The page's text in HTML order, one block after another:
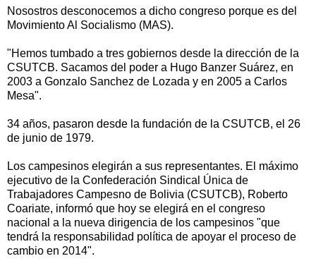
Nosostros desconocemos a dicho congreso porque es del
Movimiento Al Socialismo (MAS).
"Hemos tumbado a tres gobiernos desde la dirección de la
CSUTCB. Sacamos del poder a Hugo Banzer Suárez, en
2003 a Gonzalo Sanchez de Lozada y en 2005 a Carlos
Mesa".
34 años, pasaron desde la fundación de la CSUTCB, el 26
de junio de 1979.
Los campesinos elegirán a sus representantes. El máximo
ejecutivo de la Confederación Sindical Única de
Trabajadores Campesno de Bolivia (CSUTCB), Roberto
Coariate, informó que hoy se elegirá en el congreso
nacional a la nueva dirigencia de los campesinos "que
tendrá la responsabilidad política de apoyar el proceso de
cambio en 2014".